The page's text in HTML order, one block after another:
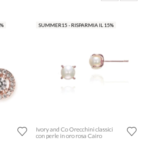
SUMMER15 - RISPARMIA IL 15%
Ivory and Co Orecchini classici
con perle in oro rosa Cairo